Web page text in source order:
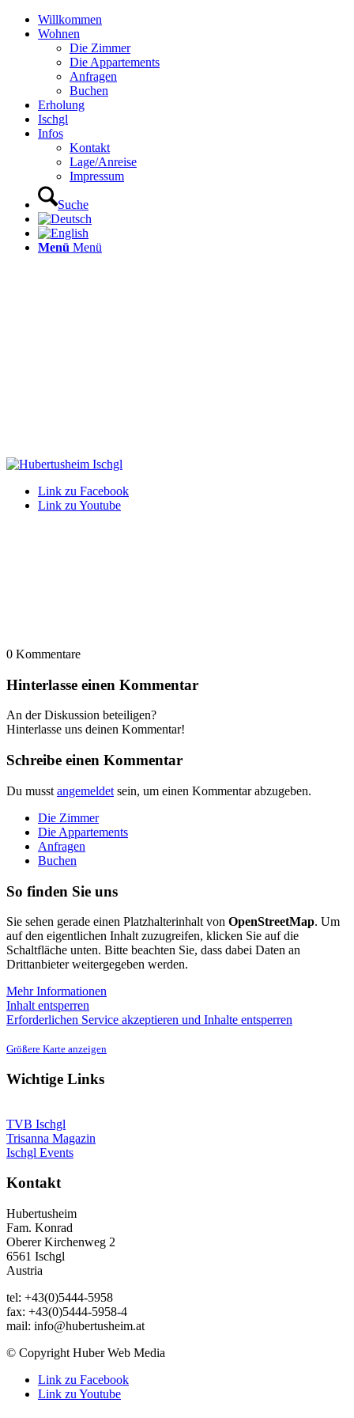
Willkommen
Wohnen
Die Zimmer
Die Appartements
Anfragen
Buchen
Erholung
Ischgl
Infos
Kontakt
Lage/Anreise
Impressum
Suche
Menü Menü
Link zu Facebook
Link zu Youtube
0 Kommentare
Hinterlasse einen Kommentar
An der Diskussion beteiligen?
Hinterlasse uns deinen Kommentar!
Schreibe einen Kommentar
Du musst angemeldet sein, um einen Kommentar abzugeben.
Die Zimmer
Die Appartements
Anfragen
Buchen
So finden Sie uns
Sie sehen gerade einen Platzhalterinhalt von OpenStreetMap. Um
auf den eigentlichen Inhalt zuzugreifen, klicken Sie auf die
Schaltfläche unten. Bitte beachten Sie, dass dabei Daten an
Drittanbieter weitergegeben werden.
Mehr Informationen
Inhalt entsperren
Erforderlichen Service akzeptieren und Inhalte entsperren
Größere Karte anzeigen
Wichtige Links
TVB Ischgl
Trisanna Magazin
Ischgl Events
Kontakt
Hubertusheim
Fam. Konrad
Oberer Kirchenweg 2
6561 Ischgl
Austria
tel: +43(0)5444-5958
fax: +43(0)5444-5958-4
mail: info@hubertusheim.at
© Copyright Huber Web Media
Link zu Facebook
Link zu Youtube